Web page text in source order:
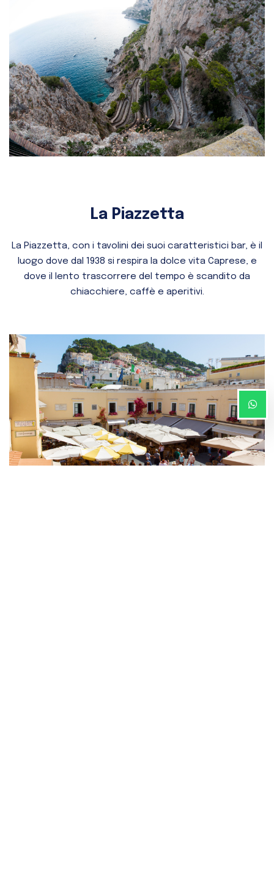
La Piazzetta
La Piazzetta, con i tavolini dei suoi caratteristici bar, è il
luogo dove dal 1938 si respira la dolce vita Caprese, e
dove il lento trascorrere del tempo è scandito da
chiacchiere, caffè e aperitivi.